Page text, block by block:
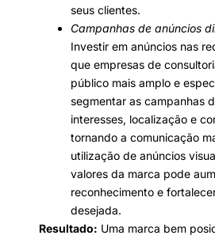
seus clientes.
Campanhas de anúncios
Investir em anúncios nas
que empresas de
público mais amplo e
segmentar as campanhas
interesses, localização e
tornando a comunicação
utilização de anúncios
valores da marca pode
reconhecimento e
desejada.
Resultado: Uma marca bem